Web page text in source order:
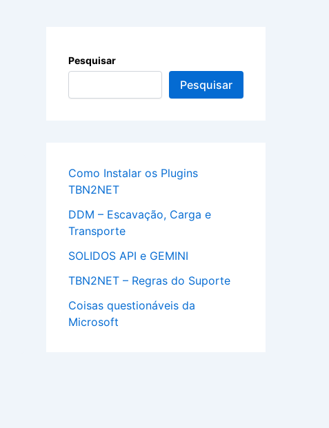
Pesquisar
Pesquisar
Como Instalar os Plugins
TBN2NET
DDM – Escavação, Carga e
Transporte
SOLIDOS API e GEMINI
TBN2NET – Regras do Suporte
Coisas questionáveis da
Microsoft